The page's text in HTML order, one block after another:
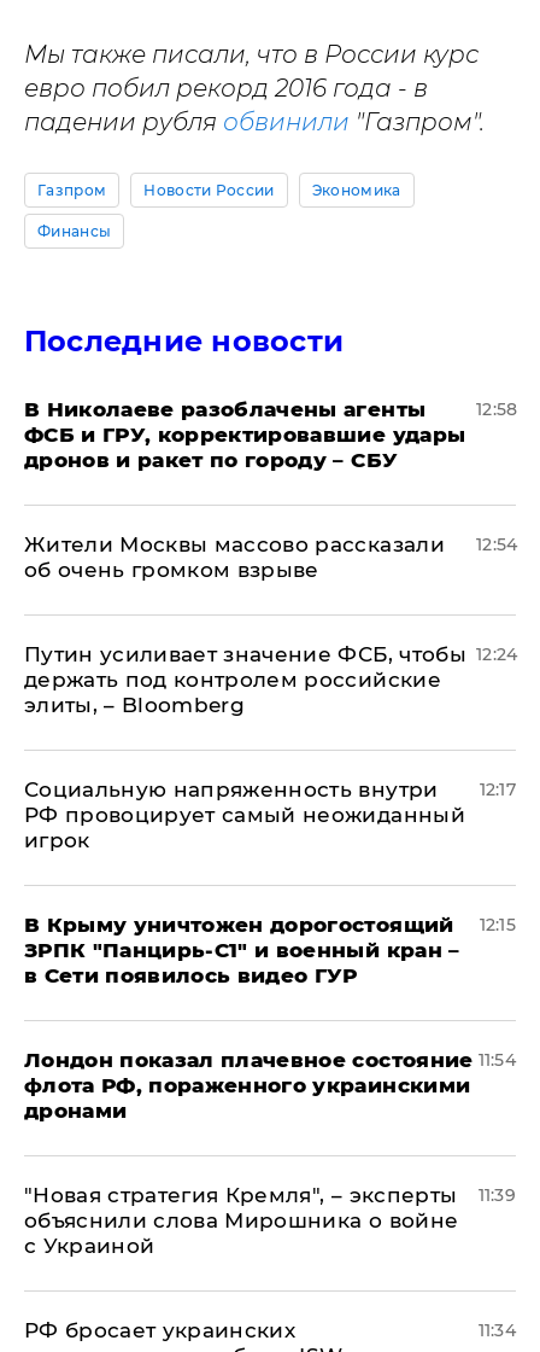
Мы также писали, что в России курс
евро побил рекорд 2016 года - в
падении рубля обвинили "Газпром".
Газпром Новости России Экономика
Финансы
Последние новости
В Николаеве разоблачены агенты
ФСБ и ГРУ, корректировавшие удары
дронов и ракет по городу – СБУ
12:58
Жители Москвы массово рассказали
об очень громком взрыве
12:54
Путин усиливает значение ФСБ, чтобы
держать под контролем российские
элиты, – Bloomberg
12:24
Социальную напряженность внутри
РФ провоцирует самый неожиданный
игрок
12:17
В Крыму уничтожен дорогостоящий
ЗРПК "Панцирь-С1" и военный кран –
в Сети появилось видео ГУР
12:15
Лондон показал плачевное состояние
флота РФ, пораженного украинскими
дронами
11:54
"Новая стратегия Кремля", – эксперты
объяснили слова Мирошника о войне
с Украиной
11:39
РФ бросает украинских
11:34